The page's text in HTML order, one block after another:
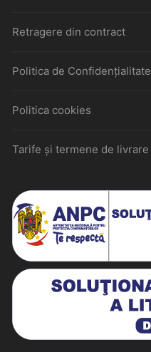
Retragere din contract
Politica de Confidențialitate
Politica cookies
Tarife și termene de livrare